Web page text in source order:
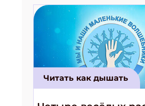
Читать как дышать
Укажите Ваш Email